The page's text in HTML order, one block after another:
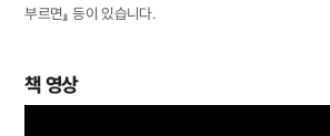
부르면』 등이 있습니다.
책 영상